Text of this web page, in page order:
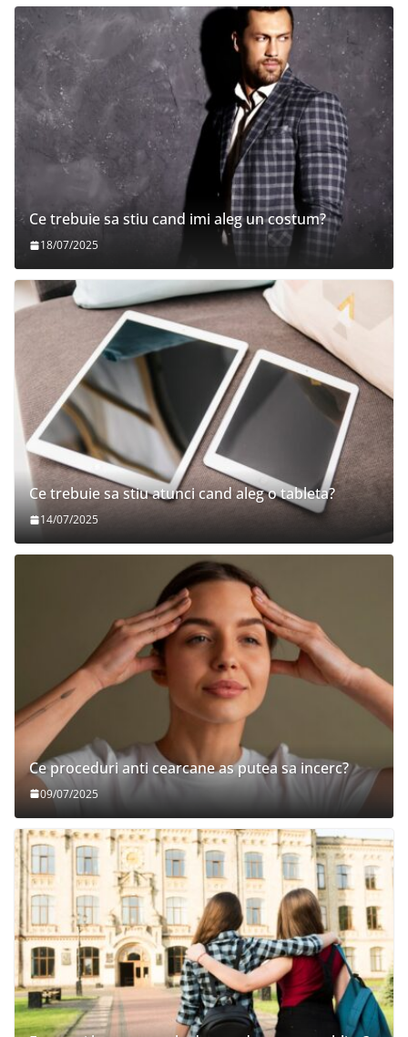
Ce trebuie sa stiu cand imi aleg un costum?
18/07/2025
Ce trebuie sa stiu atunci cand aleg o tableta?
14/07/2025
Ce proceduri anti cearcane as putea sa incerc?
09/07/2025